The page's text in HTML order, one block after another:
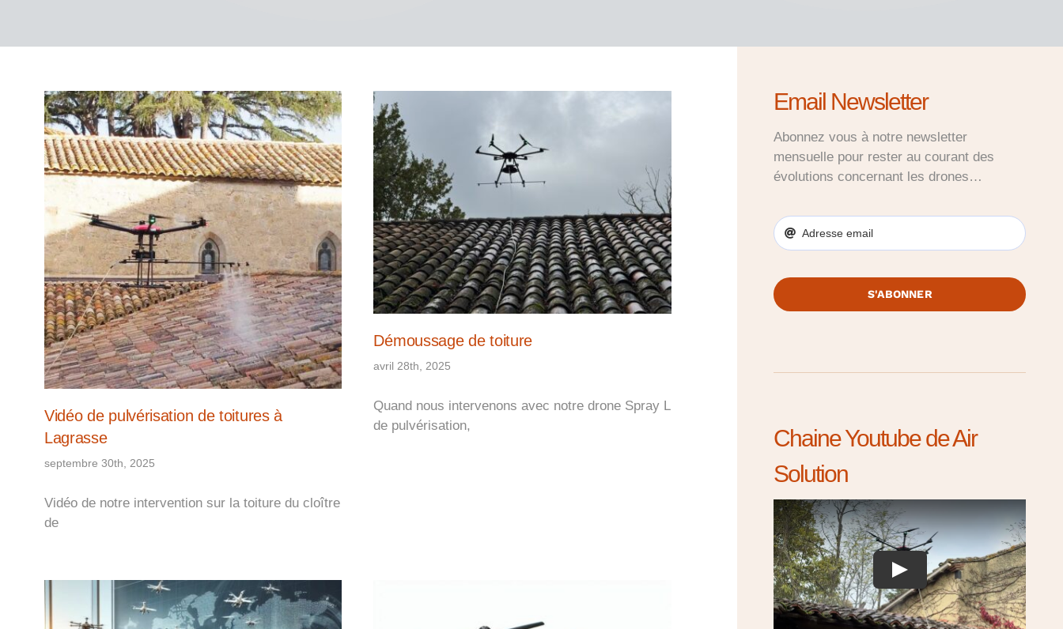
Vidéo de pulvérisation de toitures à
Lagrasse
septembre 30th, 2025
Vidéo de notre intervention sur la toiture du cloître
de
Démoussage de toiture
avril 28th, 2025
Quand nous intervenons avec notre drone Spray L
de pulvérisation,
Email Newsletter
Abonnez vous à notre newsletter
mensuelle pour rester au courant des
évolutions concernant les drones…
S'ABONNER
Chaine Youtube de Air
Solution